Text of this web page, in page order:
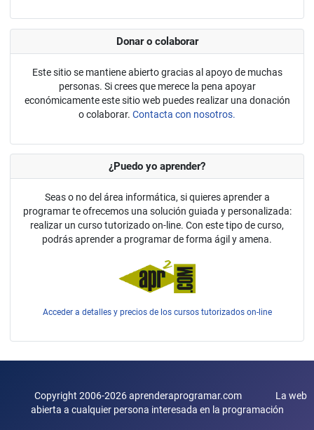
Donar o colaborar
Este sitio se mantiene abierto gracias al apoyo de muchas
personas. Si crees que merece la pena apoyar
económicamente este sitio web puedes realizar una donación
o colaborar. Contacta con nosotros.
¿Puedo yo aprender?
Seas o no del área informática, si quieres aprender a
programar te ofrecemos una solución guiada y personalizada:
realizar un curso tutorizado on-line. Con este tipo de curso,
podrás aprender a programar de forma ágil y amena.
Acceder a detalles y precios de los cursos tutorizados on-line
Copyright 2006-2026 aprenderaprogramar.com La web
abierta a cualquier persona interesada en la programación